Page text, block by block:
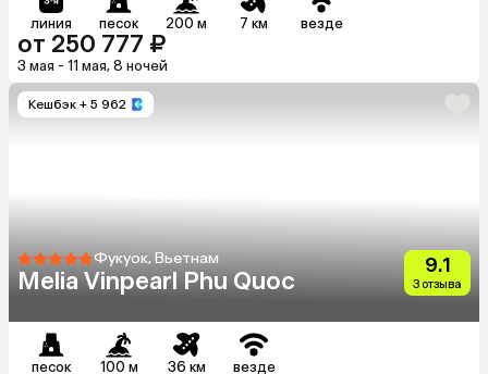
линия песок 200 м 7 км везде
от 250 777 ₽
3 мая - 11 мая, 8 ночей
Кешбэк + 5 962
Фукуок, Вьетнам
Melia Vinpearl Phu Quoc
9.1
3 отзыва
песок 100 м 36 км везде